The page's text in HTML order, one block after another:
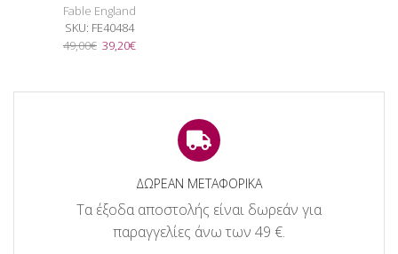
Fable England
SKU: FE40484
49,00€ Original
49,00€.
39,20€Η
είναι:
ΔΩΡΕΑΝ ΜΕΤΑΦΟΡΙΚΑ
Τα έξοδα αποστολής είναι δωρεάν για
παραγγελίες άνω των 49 €.